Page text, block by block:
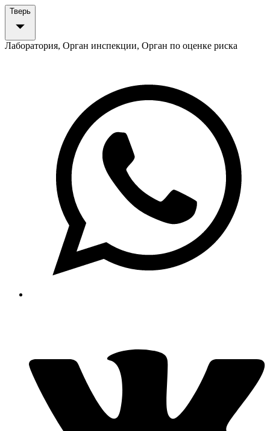
Тверь
Лаборатория, Орган инспекции, Орган по оценке риска